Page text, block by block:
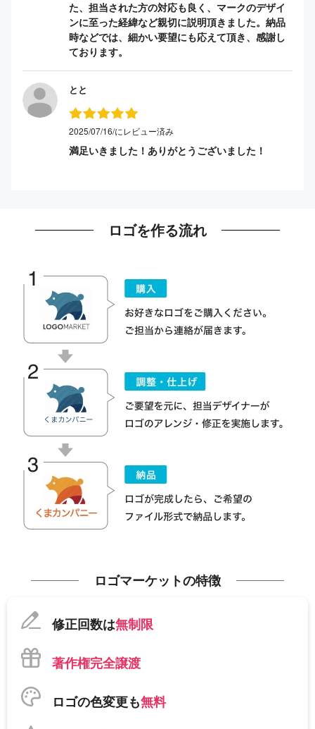
た、担当された方の対応も良く、マークのデザイ
ンに至った経緯など親切に説明頂きました。納品
時などでは、細かい要望にも応えて頂き、感謝し
ております。
とと
2025/07/16/にレビュー済み
満足いきました！ありがとうございました！
ロゴを作る流れ
ロゴマーケットの特徴
修正回数は無制限
著作権完全譲渡
ロゴの色変更も無料